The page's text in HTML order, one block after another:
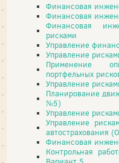
Финансовая
Финансовая
Финансовая
рисками
Управление
Управление
Применение
портфельных
Управление
Планирование
№5)
Управление
Управление
автострахования
Финансовая
Контрольная